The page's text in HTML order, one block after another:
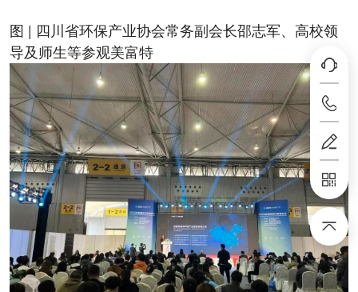
图 | 四川省环保产业协会常务副会长邵志军、高校领
导及师生等参观美富特